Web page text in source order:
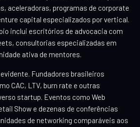
aceleradoras, programas de corporate
capital especializados por vertical.
inclui escritórios de advocacia com
consultorias especializadas em
ativa de mentores.
Fundadores brasileiros
CAC, LTV, burn rate e outras
startup. Eventos como Web
Show e dezenas de conferências
de networking comparáveis aos